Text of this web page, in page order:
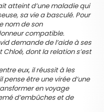
atteint d’une maladie qui
sa vie a basculé. Pour
nom de son
compatible.
demande de l’aide à ses
dont la relation s’est
eux, il réussit à les
pense être une virée d’une
en voyage
d’embûches et de